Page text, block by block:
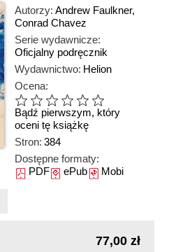
Autorzy: Andrew Faulkner,
Conrad Chavez
Serie wydawnicze:
Oficjalny podręcznik
Wydawnictwo: Helion
Ocena:
Bądź pierwszym, który
oceni tę książkę
Stron: 384
Dostępne formaty:
PDFePubMobi
77,00 zł